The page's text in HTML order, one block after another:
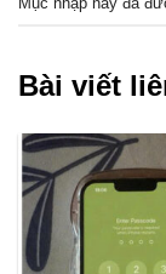
Bài viết